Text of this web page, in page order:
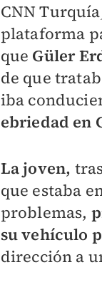
CNN Turquía
plataforma
que Güler
de que
iba
ebriedad en
La joven,
que estaba
problemas,
su vehículo
dirección a